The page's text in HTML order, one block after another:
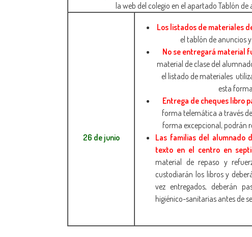
la web del colegio en el apartado Tablón
26 de junio
Los listados de materiales
el tablón de anuncios
No se entregará material
material de clase del
el listado de materiales
esta
Entrega de cheques libro
forma telemática a través de
forma excepcional, podrán
Las familias del alumnado
texto en el centro en
material de repaso y
custodiarán los libros y
vez entregados, deberán
higiénico-sanitarias antes de